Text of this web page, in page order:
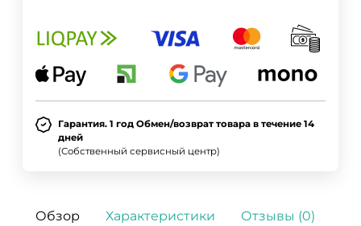
Гарантия. 1 год Обмен/возврат товара в течение 14
дней
(Собственный сервисный центр)
Обзор Характеристики Отзывы (0)